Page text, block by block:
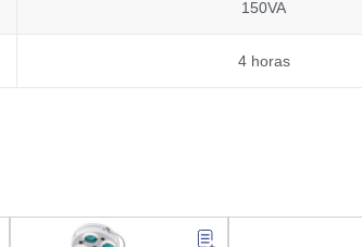
150VA
4 horas